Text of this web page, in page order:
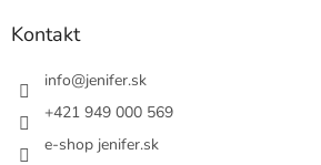
Kontakt
info@jenifer.sk
+421 949 000 569
e-shop jenifer.sk